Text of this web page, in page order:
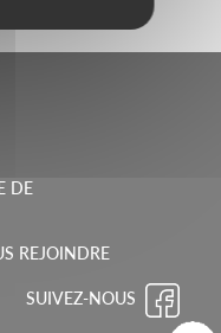
DE
REJOINDRE
SUIVEZ-NOUS